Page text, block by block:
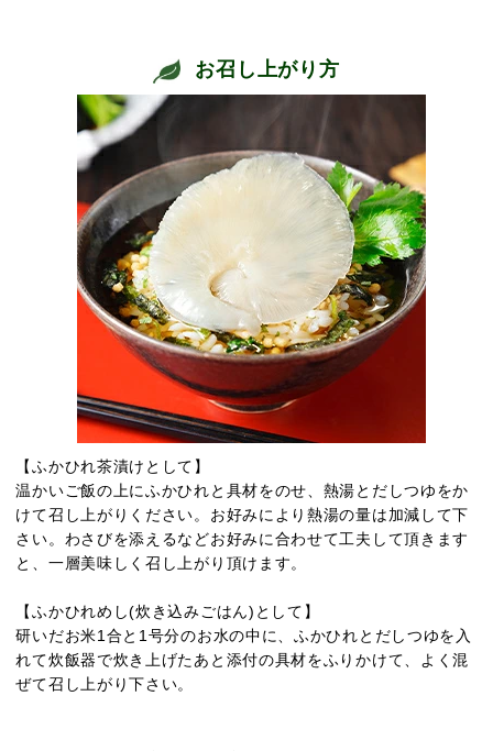
お召し上がり方
【ふかひれ茶漬けとして】
温かいご飯の上にふかひれと具材をのせ、熱湯とだしつゆをか
けて召し上がりください。お好みにより熱湯の量は加減して下
さい。わさびを添えるなどお好みに合わせて工夫して頂きます
と、一層美味しく召し上がり頂けます。
【ふかひれめし(炊き込みごはん)として】
研いだお米1合と1号分のお水の中に、ふかひれとだしつゆを入
れて炊飯器で炊き上げたあと添付の具材をふりかけて、よく混
ぜて召し上がり下さい。